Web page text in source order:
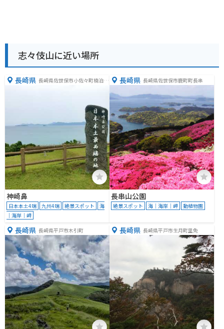
志々伎山に近い場所
長崎県 長崎県佐世保市小佐々町楠泊３
神崎鼻
日本本土4端 九州4端 絶景スポット
海
｜海岸｜岬
長崎県 長崎県佐世保市鹿町町長串
長串山公園
絶景スポット 海｜海岸｜岬 動植物園
長崎県 長崎県平戸市木引町 長崎県 長崎県平戸市生月町里免